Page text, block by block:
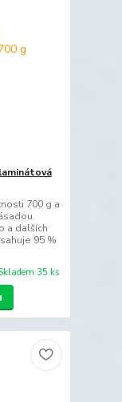
700 g a
a dalších
95 %
35 ks